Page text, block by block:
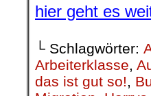
hier geht es
└ Schlagwörter:
Arbeiterklasse,
das ist gut so!,